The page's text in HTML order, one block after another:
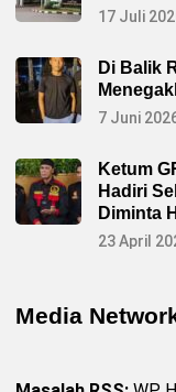
17 Juli
Di Balik
7 Juni
Ketum
Hadiri
Diminta
23 April
Media